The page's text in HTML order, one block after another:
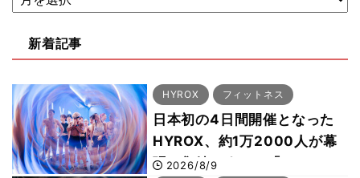
新着記事
HYROX フィットネス
日本初の4日間開催となった
HYROX、約1万2000人が幕
張に集結 すでに「2028、
2026/8/9